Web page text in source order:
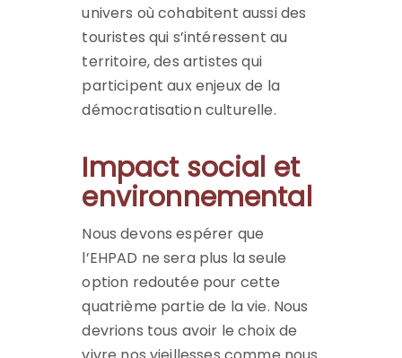
univers où cohabitent aussi des
touristes qui s’intéressent au
territoire, des artistes qui
participent aux enjeux de la
démocratisation culturelle.
Impact social et
environnemental
Nous devons espérer que
l’EHPAD ne sera plus la seule
option redoutée pour cette
quatrième partie de la vie. Nous
devrions tous avoir le choix de